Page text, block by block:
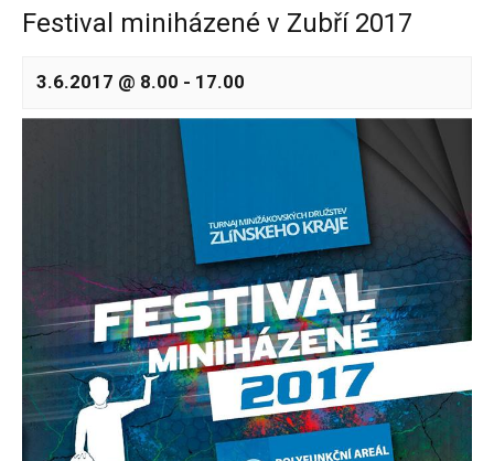
Festival miniházené v Zubří 2017
3.6.2017 @ 8.00 - 17.00